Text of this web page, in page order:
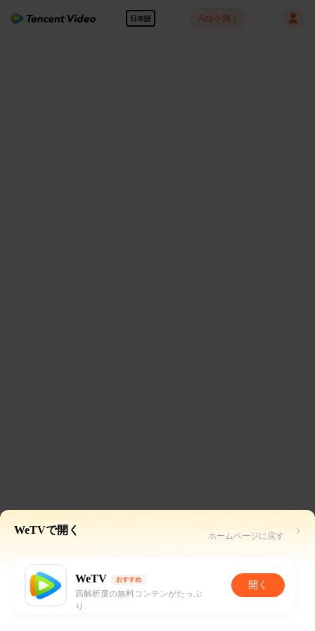
日本語 Appを開く
WeTVで開く ホームページに戻す
WeTV おすすめ
高解析度の無料コンテンがたっぷ
り
開く